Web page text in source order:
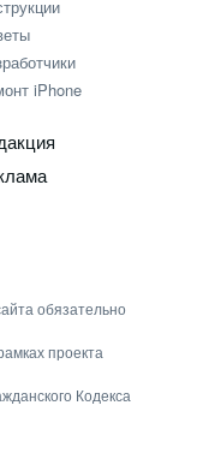
iPhone
обязательно
проекта
Кодекса